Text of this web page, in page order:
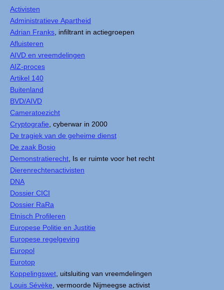
Activisten
Administratieve Apartheid
Adrian Franks , infiltrant in actiegroepen
Afluisteren
AIVD en vreemdelingen
AIZ-proces
Artikel 140
Buitenland
BVD/AIVD
Cameratoezicht
Cryptografie , cyberwar in 2000
De tragiek van de geheime dienst
De zaak Bosio
Demonstratierecht , Is er ruimte voor het recht
Dierenrechtenactivisten
DNA
Dossier CICI
Dossier RaRa
Etnisch Profileren
Europese Politie en Justitie
Europese regelgeving
Europol
Eurotop
Koppelingswet , uitsluiting van vreemdelingen
Louis Sévèke , vermoorde Nijmeegse activist